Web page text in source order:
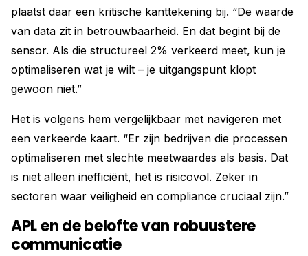
plaatst daar een kritische kanttekening bij. “De waarde
van data zit in betrouwbaarheid. En dat begint bij de
sensor. Als die structureel 2% verkeerd meet, kun je
optimaliseren wat je wilt – je uitgangspunt klopt
gewoon niet.”
Het is volgens hem vergelijkbaar met navigeren met
een verkeerde kaart. “Er zijn bedrijven die processen
optimaliseren met slechte meetwaardes als basis. Dat
is niet alleen inefficiënt, het is risicovol. Zeker in
sectoren waar veiligheid en compliance cruciaal zijn.”
APL en de belofte van robuustere
communicatie